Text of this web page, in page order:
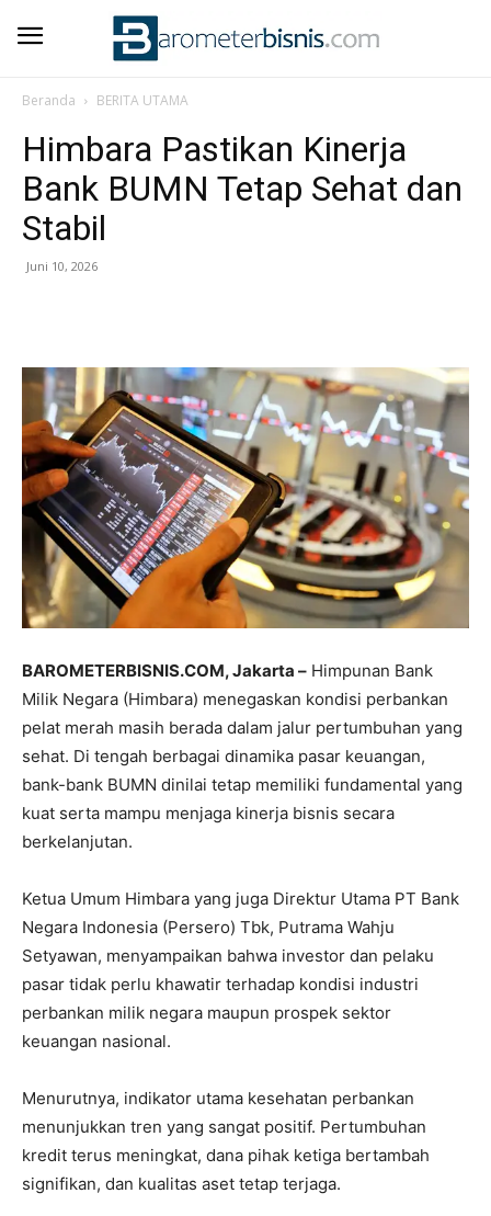
Beranda BERITA UTAMA
Himbara Pastikan Kinerja
Bank BUMN Tetap Sehat dan
Stabil
Juni 10, 2026
BAROMETERBISNIS.COM, Jakarta – Himpunan Bank
Milik Negara (Himbara) menegaskan kondisi perbankan
pelat merah masih berada dalam jalur pertumbuhan yang
sehat. Di tengah berbagai dinamika pasar keuangan,
bank-bank BUMN dinilai tetap memiliki fundamental yang
kuat serta mampu menjaga kinerja bisnis secara
berkelanjutan.
Ketua Umum Himbara yang juga Direktur Utama PT Bank
Negara Indonesia (Persero) Tbk, Putrama Wahju
Setyawan, menyampaikan bahwa investor dan pelaku
pasar tidak perlu khawatir terhadap kondisi industri
perbankan milik negara maupun prospek sektor
keuangan nasional.
Menurutnya, indikator utama kesehatan perbankan
menunjukkan tren yang sangat positif. Pertumbuhan
kredit terus meningkat, dana pihak ketiga bertambah
signifikan, dan kualitas aset tetap terjaga.